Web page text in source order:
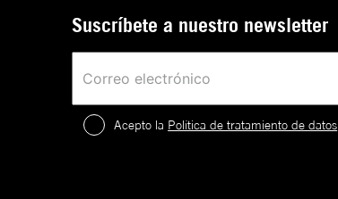
Suscríbete a nuestro newsletter
Acepto la Política de tratamiento de datos